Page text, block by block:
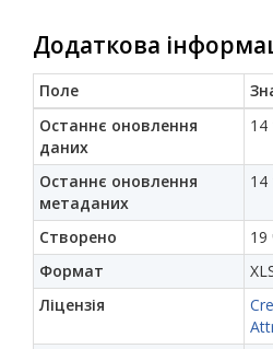
Додаткова
Поле
Останнє оновлення
даних
14
Останнє оновлення
метаданих
14
Створено
19
Формат
Ліцензія